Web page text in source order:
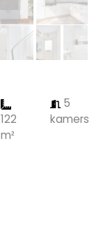
122
m²
5
kamers